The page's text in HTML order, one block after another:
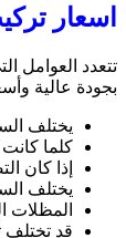
اسعار
تتعدد العوامل
بجودة عالية
يختلف
كلما
إذا كان
يختلف
المظلات
قد تختلف